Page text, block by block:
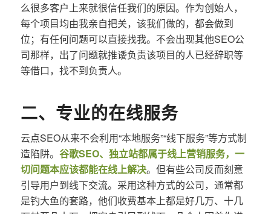
么很多客户上来就很信任我们的原因。作为创始人，
每个项目均由我亲自把关，该我们做的，都会做到
位；有任何问题可以直接找我。不会出现其他SEO公
司那样，出了问题就推诿负责该项目的人已经辞职等
等借口，找不到负责人。
二、专业的在线服务
云点SEO从来不会利用“本地服务”“线下服务”等方式制
造陷阱。 谷歌SEO、独立站都属于线上营销服务，一
切问题本应该都能在线上解决。但有些公司反而刻意
引导用户到线下交流。采用这种方式的公司，通常都
是钓大鱼的套路，他们收费基本上都是好几万、十几